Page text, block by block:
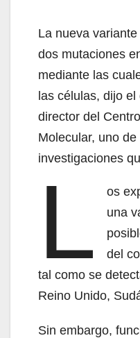
La nueva
dos mutaciones
mediante las
las células, dijo
director del
Molecular, uno
investigaciones
L
os
una
del
tal como se
Reino Unido,
Sin embargo,